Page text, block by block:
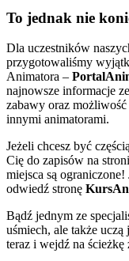
To jednak nie
Dla uczestników
przygotowaliśmy
Animatora –
najnowsze informacje
zabawy oraz
innymi animatorami.
Jeżeli chcesz być
Cię do zapisów na
miejsca są
odwiedź stronę
Bądź jednym ze
uśmiech, ale także
teraz i wejdź na ścieżkę